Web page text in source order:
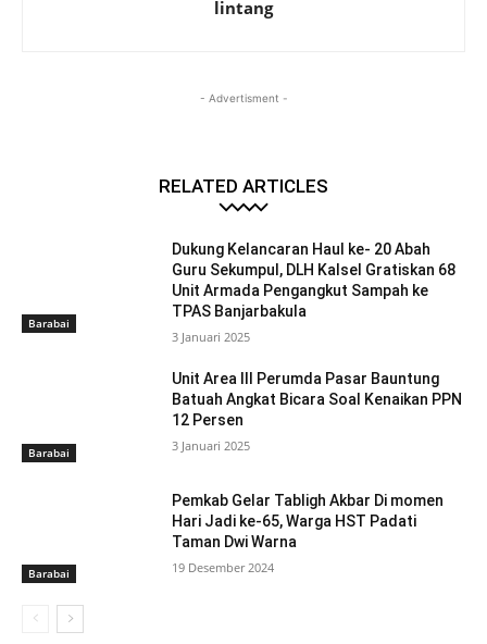
lintang
- Advertisment -
RELATED ARTICLES
Barabai
Dukung Kelancaran Haul ke- 20 Abah
Guru Sekumpul, DLH Kalsel Gratiskan 68
Unit Armada Pengangkut Sampah ke
TPAS Banjarbakula
3 Januari 2025
Barabai
Unit Area III Perumda Pasar Bauntung
Batuah Angkat Bicara Soal Kenaikan PPN
12 Persen
3 Januari 2025
Barabai
Pemkab Gelar Tabligh Akbar Di momen
Hari Jadi ke-65, Warga HST Padati
Taman Dwi Warna
19 Desember 2024